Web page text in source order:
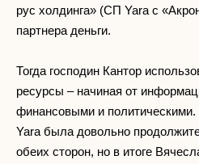
рус холдинга» (СП Yara с
партнера деньги.
Тогда господин Кантор
ресурсы – начиная от
финансовыми и
Yara была довольно
обеих сторон, но в итоге